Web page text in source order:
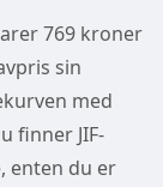
769 kroner
sin
med
finner JIF-
enten du er